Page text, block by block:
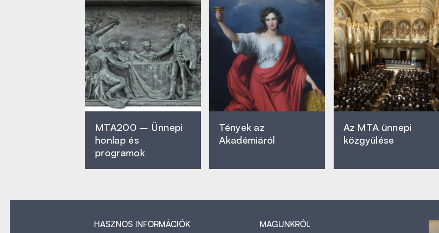
MTA200 – Ünnepi
honlap és
programok
Tények az
Akadémiáról
Az MTA ünnepi
közgyűlése
HASZNOS INFORMÁCIÓK
MAGUNKRÓL